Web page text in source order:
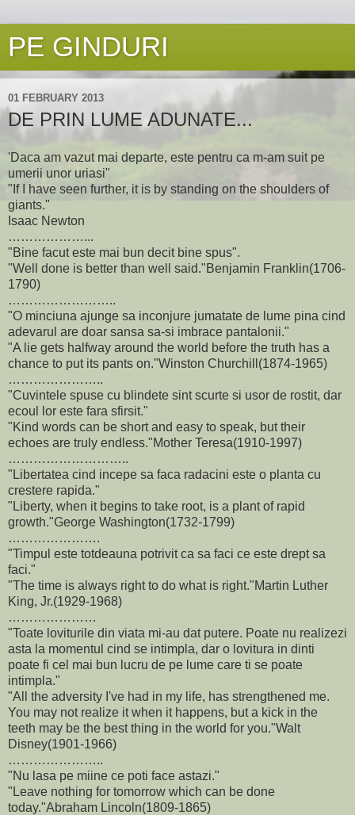
PE GINDURI
01 FEBRUARY 2013
DE PRIN LUME ADUNATE...
'Daca am vazut mai departe, este pentru ca m-am suit pe
umerii unor uriasi"
"If I have seen further, it is by standing on the shoulders of
giants."
Isaac Newton
………………...
"Bine facut este mai bun decit bine spus".
"Well done is better than well said."Benjamin Franklin(1706-
1790)
……………………..
"O minciuna ajunge sa inconjure jumatate de lume pina cind
adevarul are doar sansa sa-si imbrace pantalonii."
"A lie gets halfway around the world before the truth has a
chance to put its pants on."Winston Churchill(1874-1965)
…………………..
"Cuvintele spuse cu blindete sint scurte si usor de rostit, dar
ecoul lor este fara sfirsit."
"Kind words can be short and easy to speak, but their
echoes are truly endless."Mother Teresa(1910-1997)
………………………..
"Libertatea cind incepe sa faca radacini este o planta cu
crestere rapida."
"Liberty, when it begins to take root, is a plant of rapid
growth."George Washington(1732-1799)
………………….
"Timpul este totdeauna potrivit ca sa faci ce este drept sa
faci."
"The time is always right to do what is right."Martin Luther
King, Jr.(1929-1968)
…………………
"Toate loviturile din viata mi-au dat putere. Poate nu realizezi
asta la momentul cind se intimpla, dar o lovitura in dinti
poate fi cel mai bun lucru de pe lume care ti se poate
intimpla."
"All the adversity I've had in my life, has strengthened me.
You may not realize it when it happens, but a kick in the
teeth may be the best thing in the world for you."Walt
Disney(1901-1966)
…………………..
"Nu lasa pe miine ce poti face astazi."
"Leave nothing for tomorrow which can be done
today."Abraham Lincoln(1809-1865)